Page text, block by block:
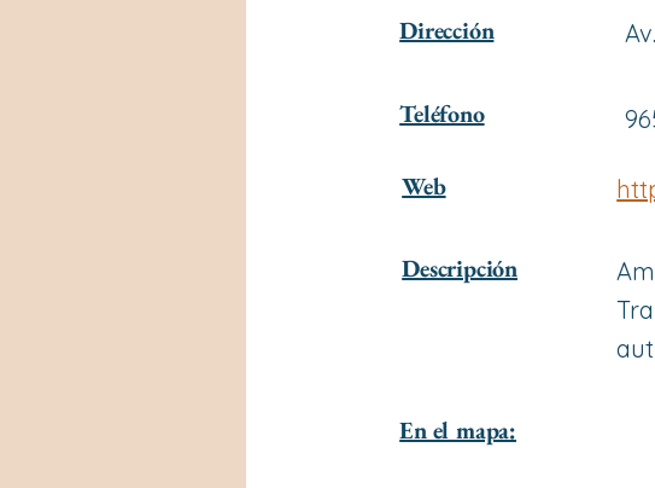
Dirección
Teléfono
Web
Descripción
En el mapa: